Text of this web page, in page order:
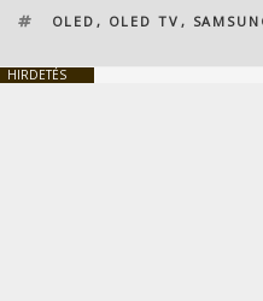
CÍMKÉK
OLED , OLED TV ,
HIRDETÉS